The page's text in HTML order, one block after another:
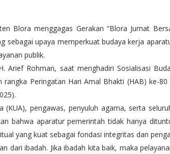
Blora menggagas Gerakan “Blora Jumat
sebagai upaya memperkuat budaya kerja
publik.
Arief Rohman, saat menghadiri Sosialisasi
Peringatan Hari Amal Bhakti (HAB) ke-
pengawas, penyuluh agama, serta
bahwa aparatur pemerintah tidak hanya
yang kuat sebagai fondasi integritas dan
dari ibadah. Jika ibadah kita baik, maka